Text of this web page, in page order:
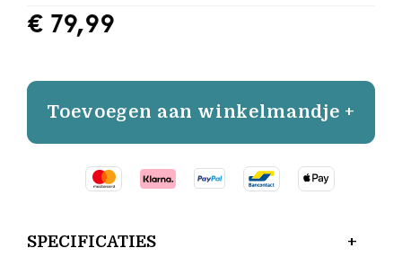
€ 79,99
Toevoegen aan winkelmandje +
SPECIFICATIES